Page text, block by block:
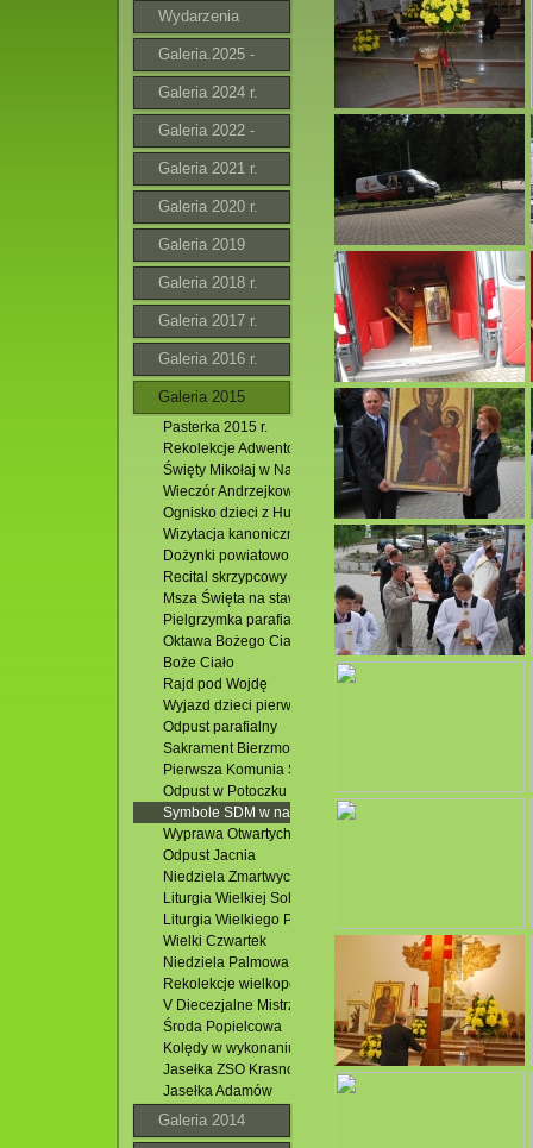
Wydarzenia
Galeria.2025 -
2026
Galeria 2024 r.
Galeria 2022 -
2023 r.
Galeria 2021 r.
Galeria 2020 r.
Galeria 2019
Galeria 2018 r.
Galeria 2017 r.
Galeria 2016 r.
Galeria 2015
Pasterka 2015 r.
Rekolekcje Adwentowe 2015 r.
Święty Mikołaj w Naszym Kościele.
Wieczór Andrzejkowy w Jacni.
Ognisko dzieci z Hutek. 17.10.2015 r.
Wizytacja kanoniczna Ks. Biskupa Mariusza
Dożynki powiatowo - gminne. Jacnia 2015
Recital skrzypcowy - Karol Lipiński-Brańka
Msza Święta na stawach
Pielgrzymka parafialna-Zakopane
Oktawa Bożego Ciała
Boże Ciało
Rajd pod Wojdę
Wyjazd dzieci pierwszokomunijnych
Odpust parafialny
Sakrament Bierzmowania i poświęcenie Domu
Pierwsza Komunia Święta
Odpust w Potoczku
Symbole SDM w naszej parafii
Wyprawa Otwartych Oczu
Odpust Jacnia
Niedziela Zmartwychwstania Pańskiego
Liturgia Wielkiej Soboty
Liturgia Wielkiego Piątku
Wielki Czwartek
Niedziela Palmowa
Rekolekcje wielkopostne
V Diecezjalne Mistrzostwa w Piłce Siatkowej
Środa Popielcowa
Kolędy w wykonaniu zespołu Wójtowianie
Jasełka ZSO Krasnobród
Jasełka Adamów
Galeria 2014